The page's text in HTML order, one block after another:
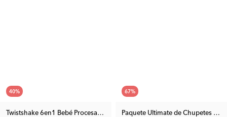
40%
Twistshake 6en1 Bebé Procesador de Alimentos Negro V2
67%
Paquete Ultimate de Chupetes y